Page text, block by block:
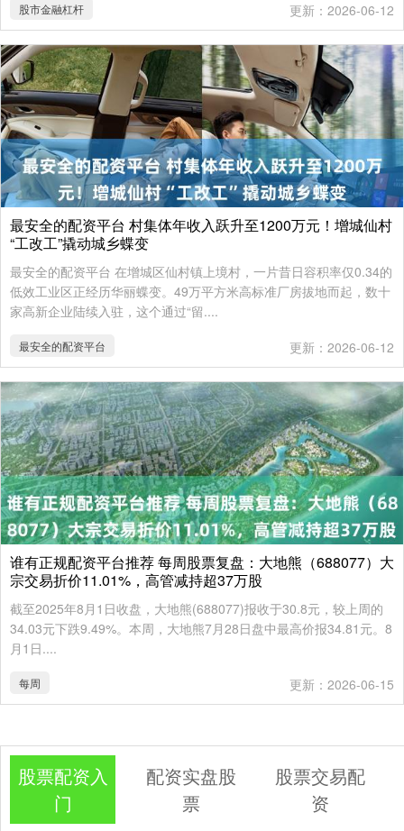
股市金融杠杆 更新：2026-06-12
最安全的配资平台 村集体年收入跃升至1200万元！增城仙村
“工改工”撬动城乡蝶变
最安全的配资平台 在增城区仙村镇上境村，一片昔日容积率仅0.34的
低效工业区正经历华丽蝶变。49万平方米高标准厂房拔地而起，数十
家高新企业陆续入驻，这个通过“留....
最安全的配资平台 更新：2026-06-12
谁有正规配资平台推荐 每周股票复盘：大地熊（688077）大
宗交易折价11.01%，高管减持超37万股
截至2025年8月1日收盘，大地熊(688077)报收于30.8元，较上周的
34.03元下跌9.49%。本周，大地熊7月28日盘中最高价报34.81元。8
月1日....
每周 更新：2026-06-15
股票配资入
门
配资实盘股
票
股票交易配
资